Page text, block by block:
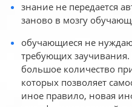
знание не передается
заново в мозгу
обучающиеся не
требующих
большое количество
которых позволяет
иное правило, новая